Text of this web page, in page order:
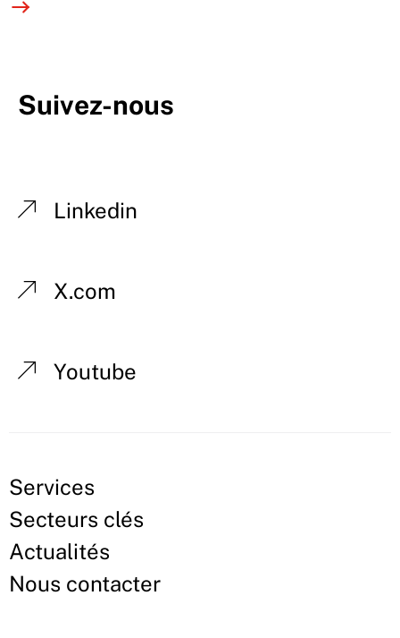
Suivez-nous
Linkedin
X.com
Youtube
Services
Secteurs clés
Actualités
Nous contacter